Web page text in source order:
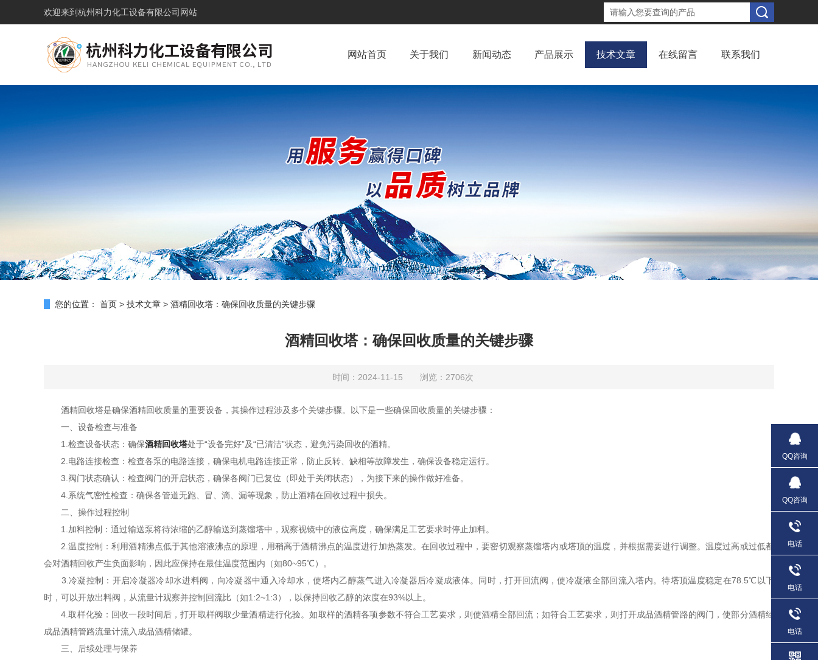
欢迎来到 杭州科力化工设备有限公司网站
网站首页 关于我们 新闻动态 产品展示 技术文章 在线留言 联系我们
您的位置： 首页 > 技术文章 > 酒精回收塔：确保回收质量的关键步骤
酒精回收塔：确保回收质量的关键步骤
时间：2024-11-15 浏览：2706次
酒精回收塔是确保酒精回收质量的重要设备，其操作过程涉及多个关键步骤。以下是一些确保回收质量的关键步骤：
一、设备检查与准备
1.检查设备状态：确保酒精回收塔处于“设备完好”及“已清洁”状态，避免污染回收的酒精。
2.电路连接检查：检查各泵的电路连接，确保电机电路连接正常，防止反转、缺相等故障发生，确保设备稳定运行。
3.阀门状态确认：检查阀门的开启状态，确保各阀门已复位（即处于关闭状态），为接下来的操作做好准备。
4.系统气密性检查：确保各管道无跑、冒、滴、漏等现象，防止酒精在回收过程中损失。
二、操作过程控制
1.加料控制：通过输送泵将待浓缩的乙醇输送到蒸馏塔中，观察视镜中的液位高度，确保满足工艺要求时停止加料。
2.温度控制：利用酒精沸点低于其他溶液沸点的原理，用稍高于酒精沸点的温度进行加热蒸发。在回收过程中，要密切观察蒸馏塔内或塔顶的温度，并根据需要进行调整。温度过高或过低都
会对酒精回收产生负面影响，因此应保持在最佳温度范围内（如80~95℃）。
3.冷凝控制：开启冷凝器冷却水进料阀，向冷凝器中通入冷却水，使塔内乙醇蒸气进入冷凝器后冷凝成液体。同时，打开回流阀，使冷凝液全部回流入塔内。待塔顶温度稳定在78.5℃以下
时，可以开放出料阀，从流量计观察并控制回流比（如1:2~1:3），以保持回收乙醇的浓度在93%以上。
4.取样化验：回收一段时间后，打开取样阀取少量酒精进行化验。如取样的酒精各项参数不符合工艺要求，则使酒精全部回流；如符合工艺要求，则打开成品酒精管路的阀门，使部分酒精经
成品酒精管路流量计流入成品酒精储罐。
三、后续处理与保养
QQ咨询
QQ咨询
电话
电话
电话